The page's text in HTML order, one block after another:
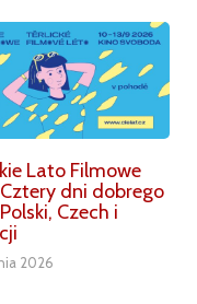
Lato Filmowe
dni dobrego
Czech i
2026